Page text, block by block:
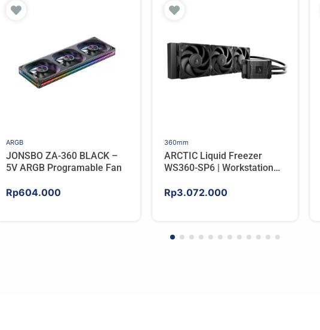
ARGB
JONSBO ZA-360 BLACK –
5V ARGB Programable Fan
Rp604.000
360mm
ARCTIC Liquid Freezer
WS360-SP6 | Workstation
AMD
Rp3.072.000